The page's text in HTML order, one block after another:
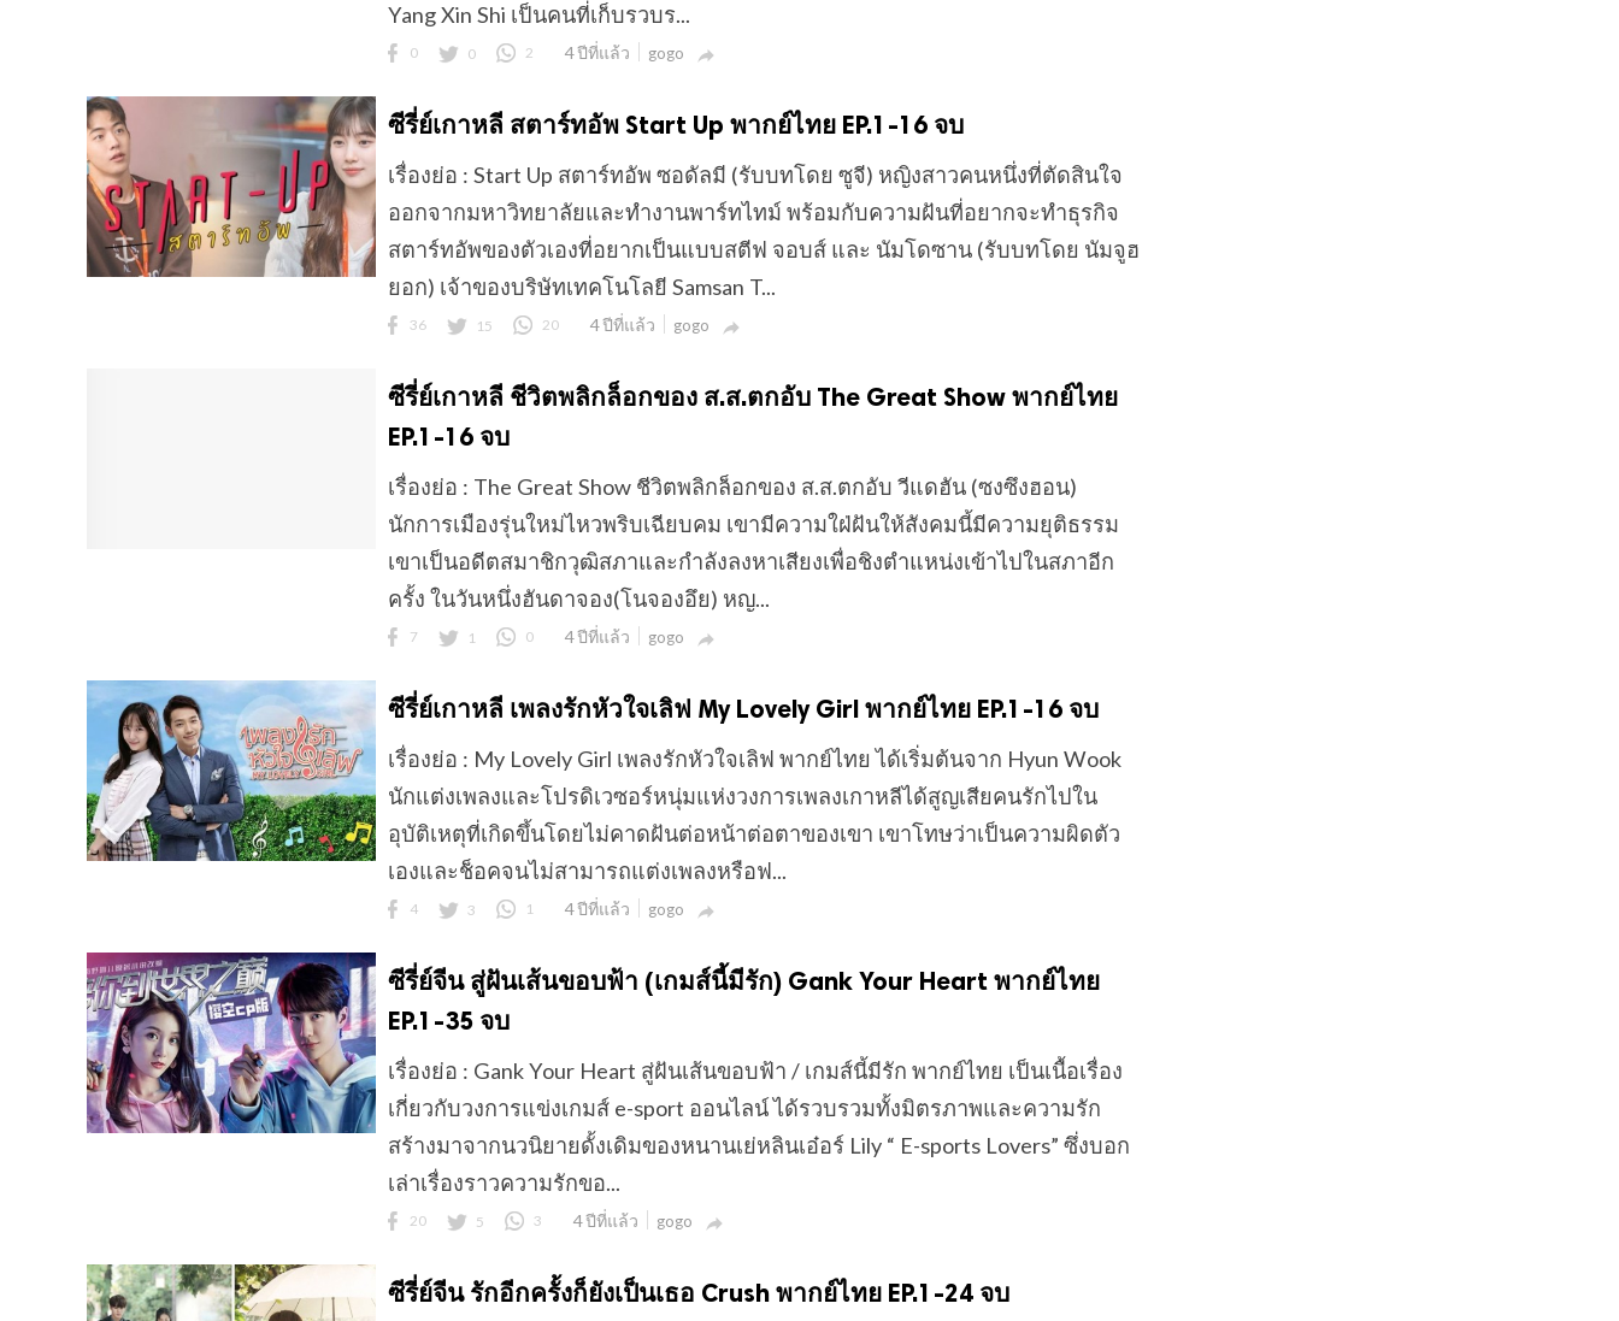
Yang Xin Shi เป็นคนที่เก็บรวบร...
0 0 2 4 ปีที่แล้ว gogo 
ซีรี่ย์เกาหลี สตาร์ทอัพ Start Up พากย์ไทย EP.1-16 จบ
เรื่องย่อ : Start Up สตาร์ทอัพ ซอดัลมี (รับบทโดย ซูจี) หญิงสาวคนหนึ่งที่ตัดสินใจ
ออกจากมหาวิทยาลัยและทำงานพาร์ทไทม์ พร้อมกับความฝันที่อยากจะทำธุรกิจ
สตาร์ทอัพของตัวเองที่อยากเป็นแบบสตีฟ จอบส์ และ นัมโดซาน (รับบทโดย นัมจูฮ
ยอก) เจ้าของบริษัทเทคโนโลยี Samsan T...
36 15 20 4 ปีที่แล้ว gogo 
ซีรี่ย์เกาหลี ชีวิตพลิกล็อกของ ส.ส.ตกอับ The Great Show พากย์ไทย
EP.1-16 จบ
เรื่องย่อ : The Great Show ชีวิตพลิกล็อกของ ส.ส.ตกอับ วีแดฮัน (ซงซึงฮอน)
นักการเมืองรุ่นใหม่ไหวพริบเฉียบคม เขามีความใฝ่ฝันให้สังคมนี้มีความยุติธรรม
เขาเป็นอดีตสมาชิกวุฒิสภาและกำลังลงหาเสียงเพื่อชิงตำแหน่งเข้าไปในสภาอีก
ครั้ง ในวันหนึ่งฮันดาจอง(โนจองอึย) หญ...
7 1 0 4 ปีที่แล้ว gogo 
ซีรี่ย์เกาหลี เพลงรักหัวใจเลิฟ My Lovely Girl พากย์ไทย EP.1-16 จบ
เรื่องย่อ : My Lovely Girl เพลงรักหัวใจเลิฟ พากย์ไทย ได้เริ่มต้นจาก Hyun Wook
นักแต่งเพลงและโปรดิเวซอร์หนุ่มแห่งวงการเพลงเกาหลีได้สูญเสียคนรักไปใน
อุบัติเหตุที่เกิดขึ้นโดยไม่คาดฝันต่อหน้าต่อตาของเขา เขาโทษว่าเป็นความผิดตัว
เองและช็อคจนไม่สามารถแต่งเพลงหรือฟ...
4 3 1 4 ปีที่แล้ว gogo 
ซีรี่ย์จีน สู่ฝันเส้นขอบฟ้า (เกมส์นี้มีรัก) Gank Your Heart พากย์ไทย
EP.1-35 จบ
เรื่องย่อ : Gank Your Heart สู่ฝันเส้นขอบฟ้า / เกมส์นี้มีรัก พากย์ไทย เป็นเนื้อเรื่อง
เกี่ยวกับวงการแข่งเกมส์ e-sport ออนไลน์ ได้รวบรวมทั้งมิตรภาพและความรัก
สร้างมาจากนวนิยายดั้งเดิมของหนานเย่หลินเอ๋อร์ Lily “ E-sports Lovers” ซึ่งบอก
เล่าเรื่องราวความรักขอ...
20 5 3 4 ปีที่แล้ว gogo 
ซีรี่ย์จีน รักอีกครั้งก็ยังเป็นเธอ Crush พากย์ไทย EP.1-24 จบ